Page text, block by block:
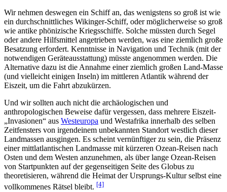
Wir nehmen deswegen ein Schiff an, das wenigstens so groß ist wie
ein durchschnittliches Wikinger-Schiff, oder möglicherweise so groß
wie antike phönizische Kriegsschiffe. Solche müssten durch Segel
oder andere Hilfsmittel angetrieben werden, was eine ziemlich große
Besatzung erfordert. Kenntnisse in Navigation und Technik (mit der
notwendigen Geräteausstattung) müsste angenommen werden. Die
Alternative dazu ist die Annahme einer ziemlich großen Land-Masse
(und vielleicht einigen Inseln) im mittleren Atlantik während der
Eiszeit, um die Fahrt abzukürzen.
Und wir sollten auch nicht die archäologischen und
anthropologischen Beweise dafür vergessen, dass mehrere Eiszeit-
„Invasionen“ aus Westeuropa und Westafrika innerhalb des selben
Zeitfensters von irgendeinem unbekannten Standort westlich dieser
Landmassen ausgingen. Es scheint vernünftiger zu sein, die Präsenz
einer mittlatlantischen Landmasse mit kürzeren Ozean-Reisen nach
Osten und dem Westen anzunehmen, als über lange Ozean-Reisen
von Startpunkten auf der gegenseitigen Seite des Globus zu
theoretisieren, während die Heimat der Ursprungs-Kultur selbst eine
vollkommenes Rätsel bleibt. [4]